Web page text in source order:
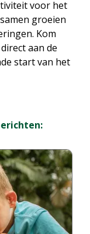
voor het
groeien
Kom
aan de
start van het